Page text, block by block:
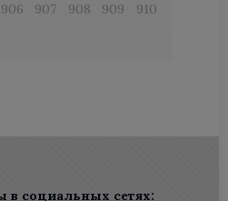
906 907 908 909
910
в социальных сетях: